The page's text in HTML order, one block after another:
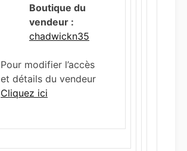
Boutique du
vendeur :
chadwickn35
Pour modifier l’accès
et détails du vendeur
Cliquez ici